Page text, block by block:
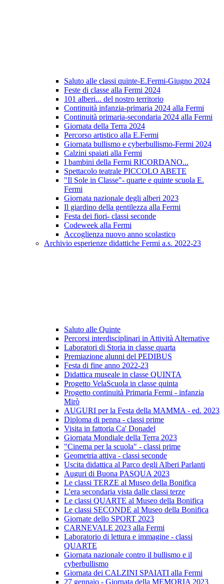
Saluto alle classi quinte-E.Fermi-Giugno 2024
Feste di classe alla Fermi 2024
101 alberi... del nostro territorio
Continuità infanzia-primaria 2024 alla Fermi
Continuità primaria-secondaria 2024 alla Fermi
Giornata della Terra 2024
Percorso artistico alla E.Fermi
Giornata bullismo e cyberbullismo-Fermi 2024
Calzini spaiati alla Fermi
I bambini della Fermi RICORDANO...
Spettacolo teatrale PICCOLO ABETE
"Il Sole in Classe"- quarte e quinte scuola E.
Fermi
Giornata nazionale degli alberi 2023
Il giardino della gentilezza alla Fermi
Festa dei fiori- classi seconde
Codeweek alla Fermi
Accoglienza nuovo anno scolastico
Archivio esperienze didattiche Fermi a.s. 2022-23
Saluto alle Quinte
Percorsi interdisciplinari in Attività Alternative
Laboratori di Storia in classe quarta
Premiazione alunni del PEDIBUS
Festa di fine anno 2022-23
Didattica museale in classe QUINTA
Progetto VelaScuola in classe quinta
Progetto continuità Primaria Fermi - infanzia
Mirò
AUGURI per la Festa della MAMMA - ed. 2023
Diploma di penna - classi prime
Visita in fattoria Ca' Donadel
Giornata Mondiale della Terra 2023
"Cinema per la scuola" - classi prime
Geometria attiva - classi seconde
Uscita didattica al Parco degli Alberi Parlanti
Auguri di Buona PASQUA 2023
Le classi TERZE al Museo della Bonifica
L'era secondaria vista dalle classi terze
Le classi QUARTE al Museo della Bonifica
Le classi SECONDE al Museo della Bonifica
Giornate dello SPORT 2023
CARNEVALE 2023 alla Fermi
Laboratorio di lettura e immagine - classi
QUARTE
Giornata nazionale contro il bullismo e il
cyberbullismo
Giornata dei CALZINI SPAIATI alla Fermi
27 gennaio - Giornata della MEMORIA 2023